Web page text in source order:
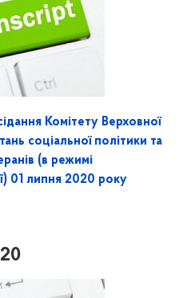
Комітету Верховної
соціальної політики та
(в режимі
01 липня 2020 року